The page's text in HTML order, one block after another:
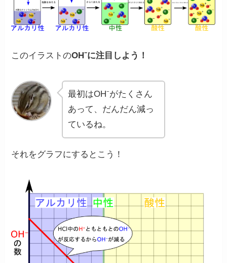
このイラストのOH⁻に注目しよう！
最初はOH⁻がたくさん
あって、だんだん減っ
ているね。
それをグラフにするとこう！